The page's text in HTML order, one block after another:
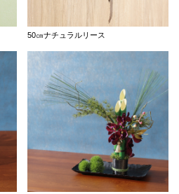
50㎝ナチュラルリース